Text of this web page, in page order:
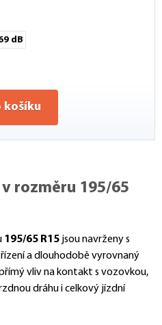
dB
košíku
rozměru 195/65
195/65 R15 jsou navrženy s
a dlouhodobě vyrovnaný
vliv na kontakt s vozovkou,
dráhu i celkový jízdní